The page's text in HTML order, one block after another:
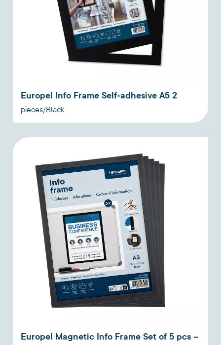
Europel Info Frame Self-adhesive A5 2
pieces/Black
Europel Magnetic Info Frame Set of 5 pcs –